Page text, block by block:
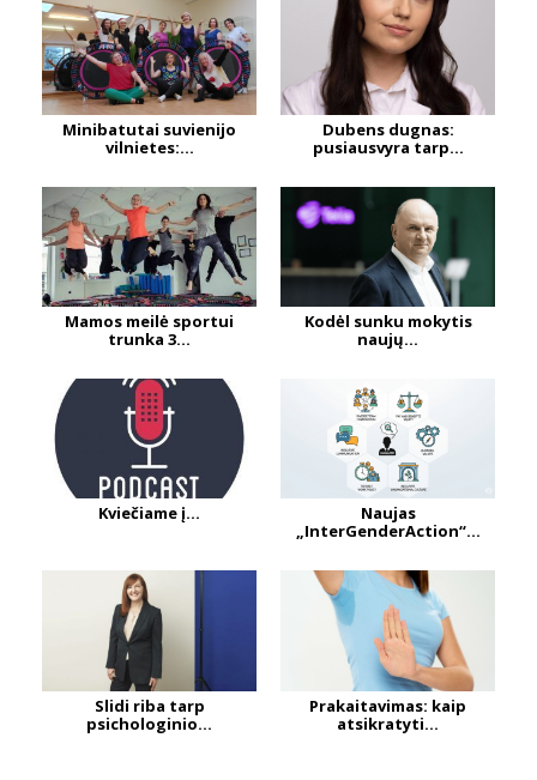
Minibatutai suvienijo
vilnietes:...
Dubens dugnas:
pusiausvyra tarp...
Mamos meilė sportui
trunka 3...
Kodėl sunku mokytis
naujų...
Kviečiame į...
Naujas
„InterGenderAction“...
Slidi riba tarp
psichologinio...
Prakaitavimas: kaip
atsikratyti...